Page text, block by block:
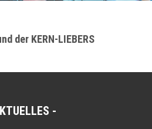
der KERN-LIEBERS